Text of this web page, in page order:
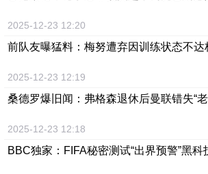
2025-12-23 12:20
前队友曝猛料：梅努遭弃因训练状态不
2025-12-23 12:19
桑德罗爆旧闻：弗格森退休后曼联错失“老
2025-12-23 12:18
BBC独家：FIFA秘密测试“出界预警”黑